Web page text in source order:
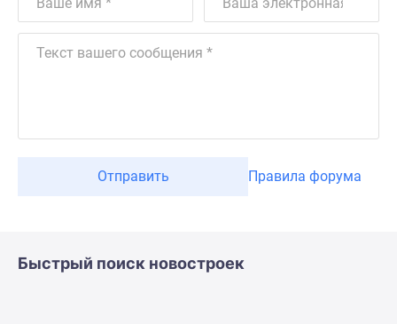
Отправить Правила форума
Быстрый поиск новостроек